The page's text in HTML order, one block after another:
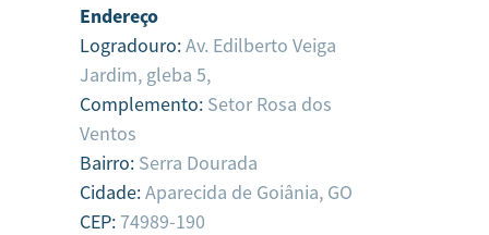
Endereço
Logradouro:Av. Edilberto Veiga
Jardim, gleba 5,
Complemento: Setor Rosa dos
Ventos
Bairro: Serra Dourada
Cidade:Aparecida de Goiânia, GO
CEP:74989-190